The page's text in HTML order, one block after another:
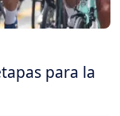
para la